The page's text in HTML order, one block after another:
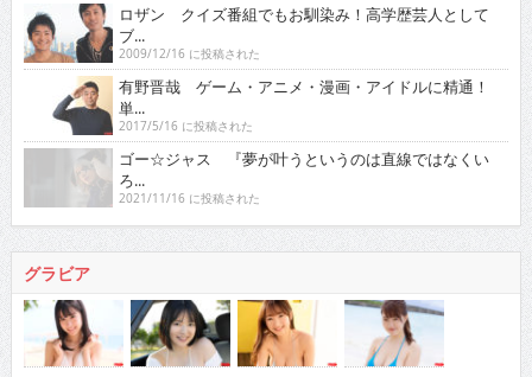
ロザン クイズ番組でもお馴染み！高学歴芸人として
ブ...
2009/12/16 に投稿された
有野晋哉 ゲーム・アニメ・漫画・アイドルに精通！
単...
2017/5/16 に投稿された
ゴー☆ジャス 『夢が叶うというのは直線ではなくい
ろ...
2021/11/16 に投稿された
グラビア